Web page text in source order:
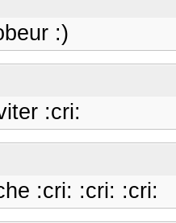
:)
:cri:
:cri: :cri: :cri: